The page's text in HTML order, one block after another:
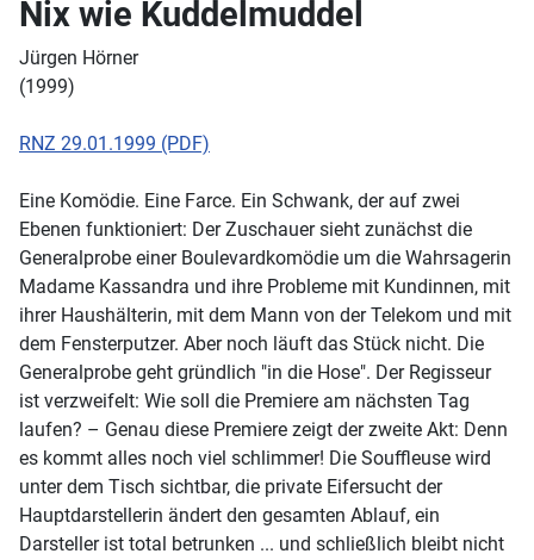
Nix wie Kuddelmuddel
Jürgen Hörner
(1999)
RNZ 29.01.1999 (PDF)
Eine Komödie. Eine Farce. Ein Schwank, der auf zwei
Ebenen funktioniert: Der Zuschauer sieht zunächst die
Generalprobe einer Boulevardkomödie um die Wahrsagerin
Madame Kassandra und ihre Probleme mit Kundinnen, mit
ihrer Haushälterin, mit dem Mann von der Telekom und mit
dem Fensterputzer. Aber noch läuft das Stück nicht. Die
Generalprobe geht gründlich "in die Hose". Der Regisseur
ist verzweifelt: Wie soll die Premiere am nächsten Tag
laufen? – Genau diese Premiere zeigt der zweite Akt: Denn
es kommt alles noch viel schlimmer! Die Souffleuse wird
unter dem Tisch sichtbar, die private Eifersucht der
Hauptdarstellerin ändert den gesamten Ablauf, ein
Darsteller ist total betrunken ... und schließlich bleibt nicht